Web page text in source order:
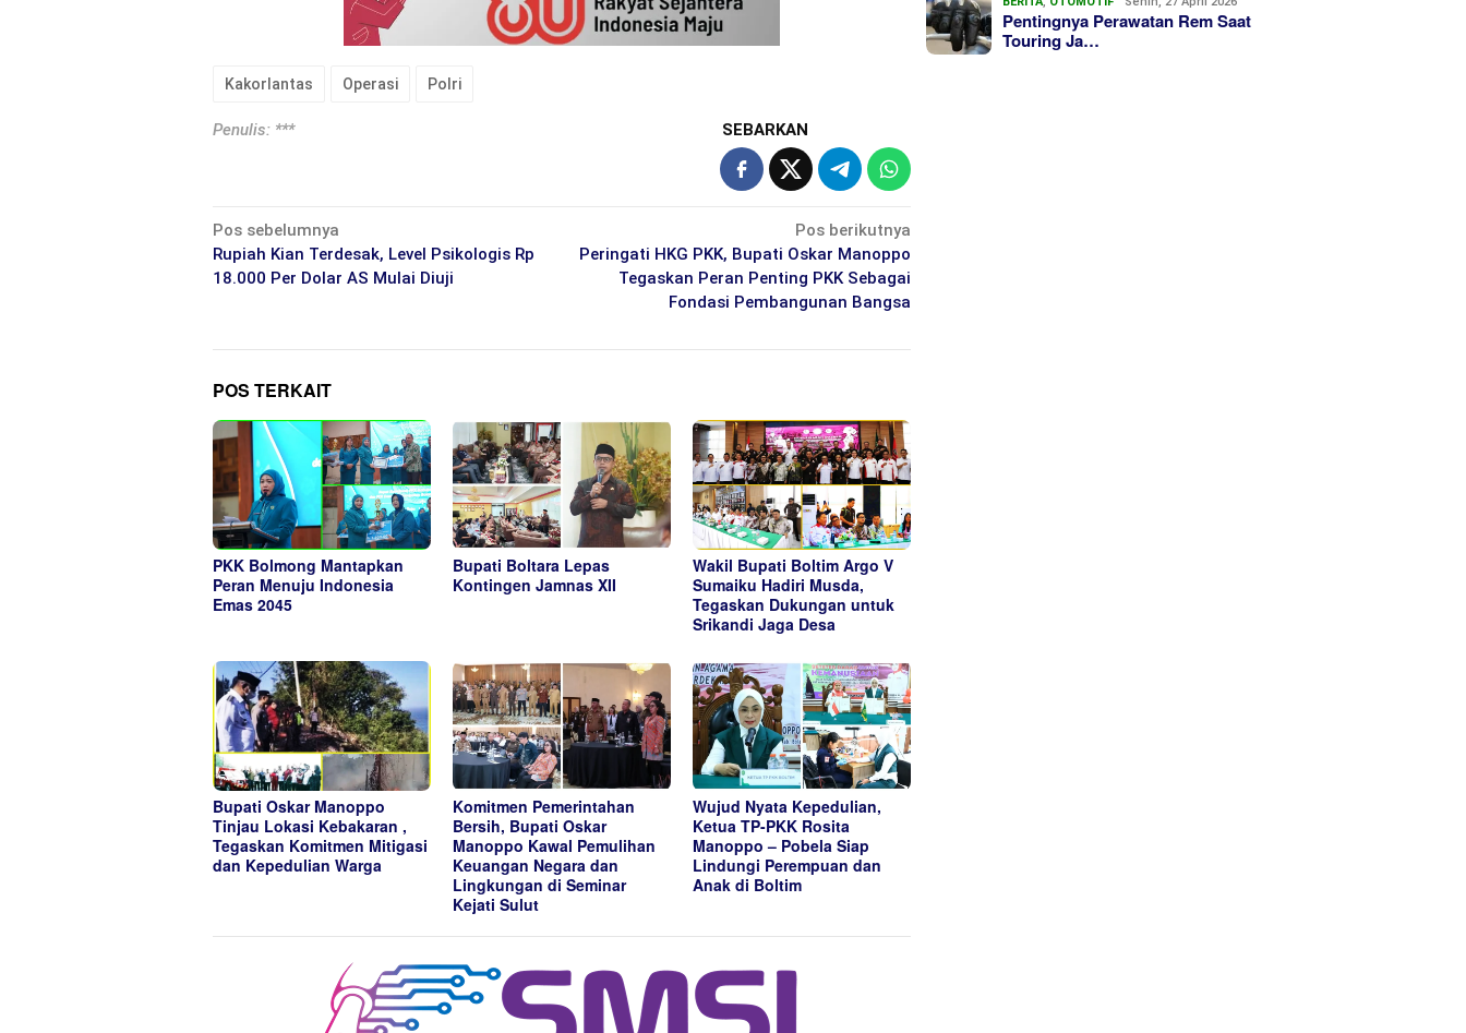
Kakorlantas Operasi Polri
Penulis: *** SEBARKAN
Navigasi
pos
Pos sebelumnya
Rupiah Kian Terdesak, Level Psikologis Rp
18.000 Per Dolar AS Mulai Diuji
Pos berikutnya
Peringati HKG PKK, Bupati Oskar Manoppo
Tegaskan Peran Penting PKK Sebagai
Fondasi Pembangunan Bangsa
POS TERKAIT
PKK Bolmong Mantapkan
Peran Menuju Indonesia
Emas 2045
Bupati Boltara Lepas
Kontingen Jamnas XII
Wakil Bupati Boltim Argo V
Sumaiku Hadiri Musda,
Tegaskan Dukungan untuk
Srikandi Jaga Desa
Bupati Oskar Manoppo
Tinjau Lokasi Kebakaran ,
Tegaskan Komitmen Mitigasi
dan Kepedulian Warga
Komitmen Pemerintahan
Bersih, Bupati Oskar
Manoppo Kawal Pemulihan
Keuangan Negara dan
Lingkungan di Seminar
Kejati Sulut
Wujud Nyata Kepedulian,
Ketua TP-PKK Rosita
Manoppo – Pobela Siap
Lindungi Perempuan dan
Anak di Boltim
Pentingnya Perawatan Rem Saat
Touring Ja…